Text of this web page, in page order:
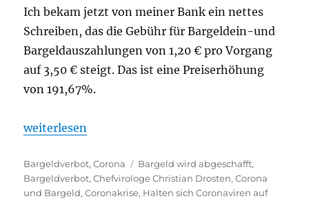
Ich bekam jetzt von meiner Bank ein nettes
Schreiben, das die Gebühr für Bargeldein-und
Bargeldauszahlungen von 1,20 € pro Vorgang
auf 3,50 € steigt. Das ist eine Preiserhöhung
von 191,67%.
„Bargeldverbot kommt immer näher und die
weiterlesen
Kategorien
Bargeldverbot,Corona Schlagwörter
Bargeld wird abgeschafft,
Bargeldverbot,Chefvirologe Christian Drosten,Corona
und Bargeld,Coronakrise, Halten sich Coronaviren auf